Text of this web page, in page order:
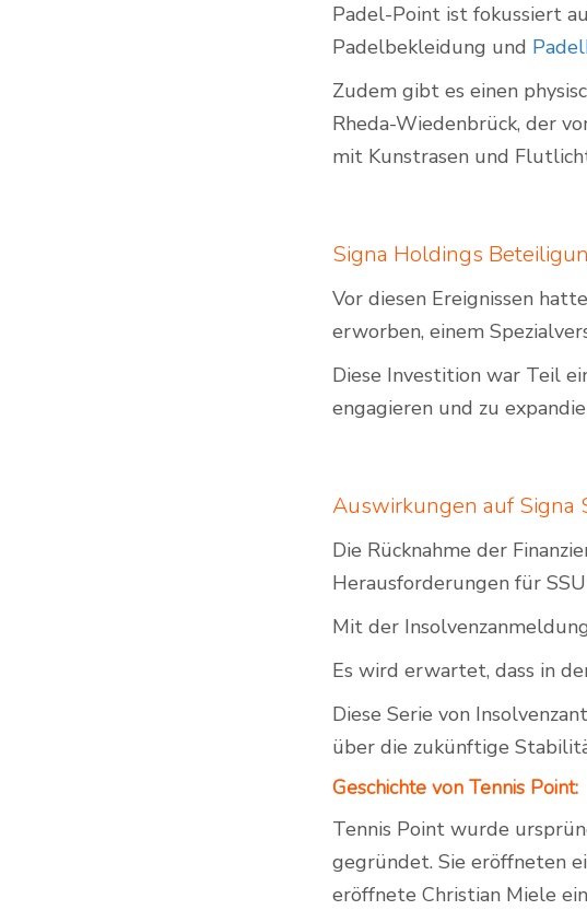
Padel-Point ist fokussiert
Padelbekleidung und
Zudem gibt es einen
Rheda-Wiedenbrück, der
mit Kunstrasen und
Signa Holdings
Vor diesen Ereignissen
erworben, einem
Diese Investition war Teil
engagieren und zu
Auswirkungen auf Signa
Die Rücknahme der
Herausforderungen für
Mit der
Es wird erwartet, dass in
Diese Serie von
über die zukünftige
Geschichte von Tennis Point:
Tennis Point wurde
gegründet. Sie eröffneten
eröffnete Christian Miele